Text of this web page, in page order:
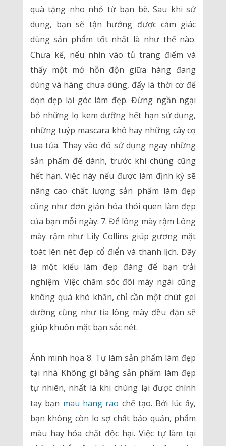
quà tặng nho nhỏ từ bạn bè. Sau khi sử
dụng, bạn sẽ tận hưởng được cảm giác
dùng sản phẩm tốt nhất là như thế nào.
Chưa kể, nếu nhìn vào tủ trang điểm và
thấy một mớ hỗn độn giữa hàng đang
dùng và hàng chưa dùng, đấy là thời cơ để
dọn dẹp lại góc làm đẹp. Đừng ngần ngại
bỏ những lọ kem dưỡng hết hạn sử dụng,
những tuýp mascara khô hay những cây cọ
tua tủa. Thay vào đó sử dụng ngay những
sản phẩm để dành, trước khi chúng cũng
hết hạn. Việc này nếu được làm định kỳ sẽ
nâng cao chất lượng sản phẩm làm đẹp
cũng như đơn giản hóa thói quen làm đẹp
của bạn mỗi ngày. 7. Để lông mày rậm Lông
mày rậm như Lily Collins giúp gương mặt
toát lên nét đẹp cổ điển và thanh lịch. Đây
là một kiểu làm đẹp đáng để bạn trải
nghiệm. Việc chăm sóc đôi mày ngài cũng
không quá khó khăn, chỉ cần một chút gel
dưỡng cũng như tỉa lông mày đều đặn sẽ
giúp khuôn mặt bạn sắc nét.
Ảnh minh họa 8. Tự làm sản phẩm làm đẹp
tại nhà Không gì bằng sản phẩm làm đẹp
tự nhiên, nhất là khi chúng lại được chính
tay bạn mau hang rao chế tạo. Bởi lúc ấy,
bạn không còn lo sợ chất bảo quản, phẩm
màu hay hóa chất độc hại. Việc tự làm tại